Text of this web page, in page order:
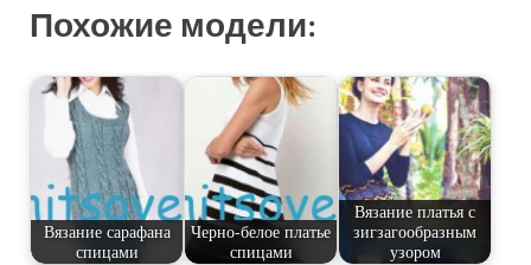
Похожие модели:
Вязание сарафана
спицами
Черно-белое платье
спицами
Вязание платья с
зигзагообразным
узором